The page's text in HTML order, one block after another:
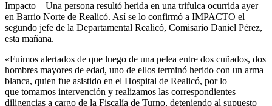
Impacto – Una persona resultó herida en una trifulca ocurrida ayer
en Barrio Norte de Realicó. Así se lo confirmó a IMPACTO el
segundo jefe de la Departamental Realicó, Comisario Daniel Pérez,
esta mañana.
«Fuimos alertados de que luego de una pelea entre dos cuñados, dos
hombres mayores de edad, uno de ellos terminó herido con un arma
blanca, quien fue asistido en el Hospital de Realicó, por lo
que tomamos intervención y realizamos las correspondientes
diligencias a cargo de la Fiscalía de Turno, deteniendo al supuesto